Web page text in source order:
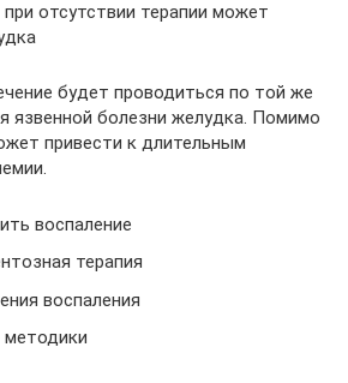
отсутствии терапии может
будет проводиться по той же
язвенной болезни желудка. Помимо
привести к длительным
воспаление
терапия
воспаления